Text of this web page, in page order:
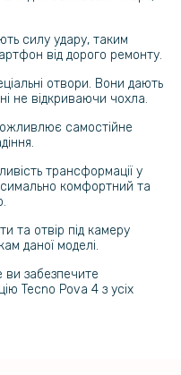
Tecno Pova Neo 2
для Tecno Pova Neo 2
Glass для Tecno Pova 4
силу удару, таким
від дорого ремонту.
отвори. Вони дають
не відкриваючи чохла.
самостійне
трансформації у
комфортний та
та отвір під камеру
даної моделі.
забезпечите
Tecno Pova 4 з усіх